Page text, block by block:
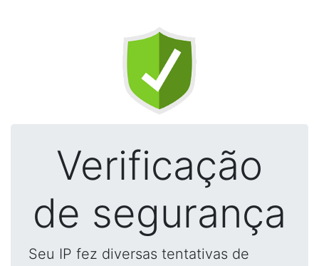
Verificação
de segurança
Seu IP fez diversas tentativas de